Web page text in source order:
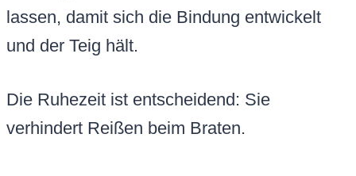
lassen, damit sich die Bindung entwickelt
und der Teig hält.
Die Ruhezeit ist entscheidend: Sie
verhindert Reißen beim Braten.